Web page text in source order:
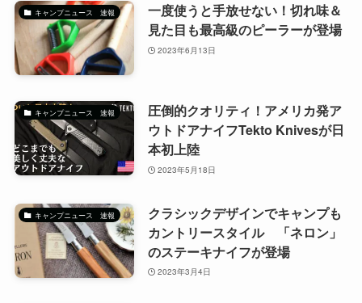
キャンプニュース 速報
一度使うと手放せない！切れ味＆
見た目も最高級のピーラーが登場
2023年6月13日
キャンプニュース 速報
圧倒的クオリティ！アメリカ発ア
ウトドアナイフTekto Knivesが日
本初上陸
2023年5月18日
キャンプニュース 速報
クラシックデザインでキャンプも
カントリースタイル 「ネロン」
のステーキナイフが登場
2023年3月4日